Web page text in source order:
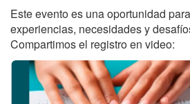
Este evento es una oportunidad
experiencias, necesidades y
Compartimos el registro en video: